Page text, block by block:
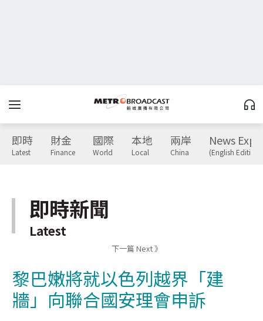
即時
Latest
財金
Finance
國際
World
本地
Local
兩岸
China
News
(English Edition)
即時新聞
Latest
下一篇 Next 》
黎巴嫩將就以色列越界「建
牆」向聯合國安理會申訴